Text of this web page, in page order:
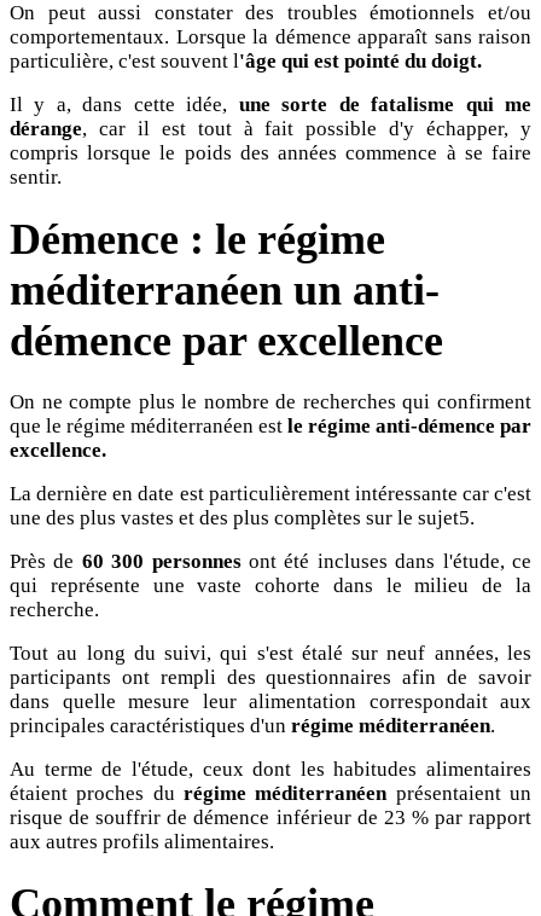
On peut aussi constater des troubles émotionnels et/ou
comportementaux. Lorsque la démence apparaît sans raison
particulière, c'est souvent l'âge qui est pointé du doigt.
Il y a, dans cette idée, une sorte de fatalisme qui me
dérange, car il est tout à fait possible d'y échapper, y
compris lorsque le poids des années commence à se faire
sentir.
Démence : le régime
méditerranéen un anti-
démence par excellence
On ne compte plus le nombre de recherches qui confirment
que le régime méditerranéen est le régime anti-démence par
excellence.
La dernière en date est particulièrement intéressante car c'est
une des plus vastes et des plus complètes sur le sujet5.
Près de 60 300 personnesont été incluses dans l'étude, ce
qui représente une vaste cohorte dans le milieu de la
recherche.
Tout au long du suivi, qui s'est étalé sur neuf années, les
participants ont rempli des questionnaires afin de savoir
dans quelle mesure leur alimentation correspondait aux
principales caractéristiques d'un régime méditerranéen.
Au terme de l'étude, ceux dont les habitudes alimentaires
étaient proches du régime méditerranéenprésentaient un
risque de souffrir de démence inférieur de 23 % par rapport
aux autres profils alimentaires.
Comment le régime